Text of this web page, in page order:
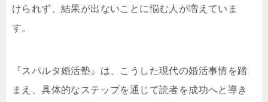
けられず、結果が出ないことに悩む人が増えていま
す。
『スパルタ婚活塾』は、こうした現代の婚活事情を踏
まえ、具体的なステップを通じて読者を成功へと導き